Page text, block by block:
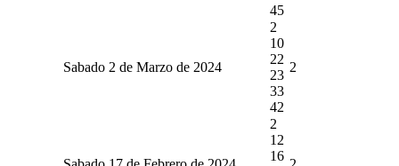
45
Sabado 2 de Marzo de 2024
2
10
22
23
33
42
2
2
12
16